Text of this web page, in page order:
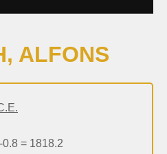
ALFONS
0.8 = 1818.2